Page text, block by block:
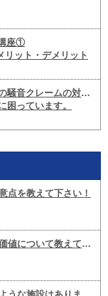
と、バルコニーの窓
臭くなるとい点と
た。
27歳サラリーマン
名義で物件を購入す
頂きたいです。
座①
リット・デメリット
メリット・デメリッ
【Q＆A Vol59】マンションの騒音クレームの対応法は！？
困っています。
クレームが多いで
で、
点を教えて下さい！
【Q＆A Vol129】建物と土地の資産価値について教えて下さい！